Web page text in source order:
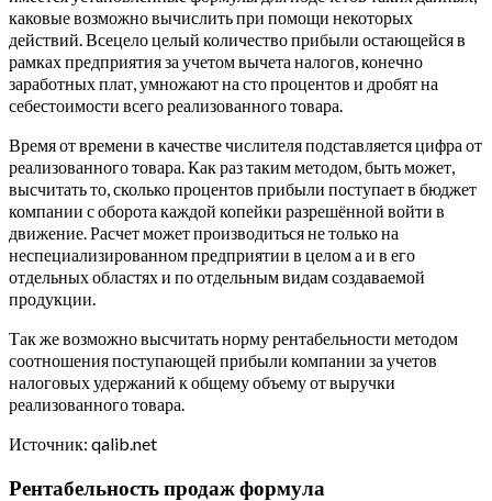
каковые возможно вычислить при помощи некоторых
действий. Всецело целый количество прибыли остающейся в
рамках предприятия за учетом вычета налогов, конечно
заработных плат, умножают на сто процентов и дробят на
себестоимости всего реализованного товара.
Время от времени в качестве числителя подставляется цифра от
реализованного товара. Как раз таким методом, быть может,
высчитать то, сколько процентов прибыли поступает в бюджет
компании с оборота каждой копейки разрешённой войти в
движение. Расчет может производиться не только на
неспециализированном предприятии в целом а и в его
отдельных областях и по отдельным видам создаваемой
продукции.
Так же возможно высчитать норму рентабельности методом
соотношения поступающей прибыли компании за учетов
налоговых удержаний к общему объему от выручки
реализованного товара.
Источник: qalib.net
Рентабельность продаж формула